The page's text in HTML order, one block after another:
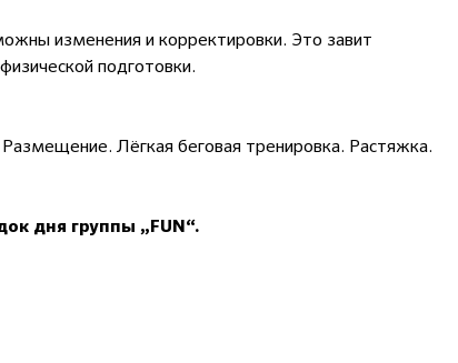
изменения и корректировки. Это завит
подготовки.
Лёгкая беговая тренировка. Растяжка.
дня группы „FUN“.